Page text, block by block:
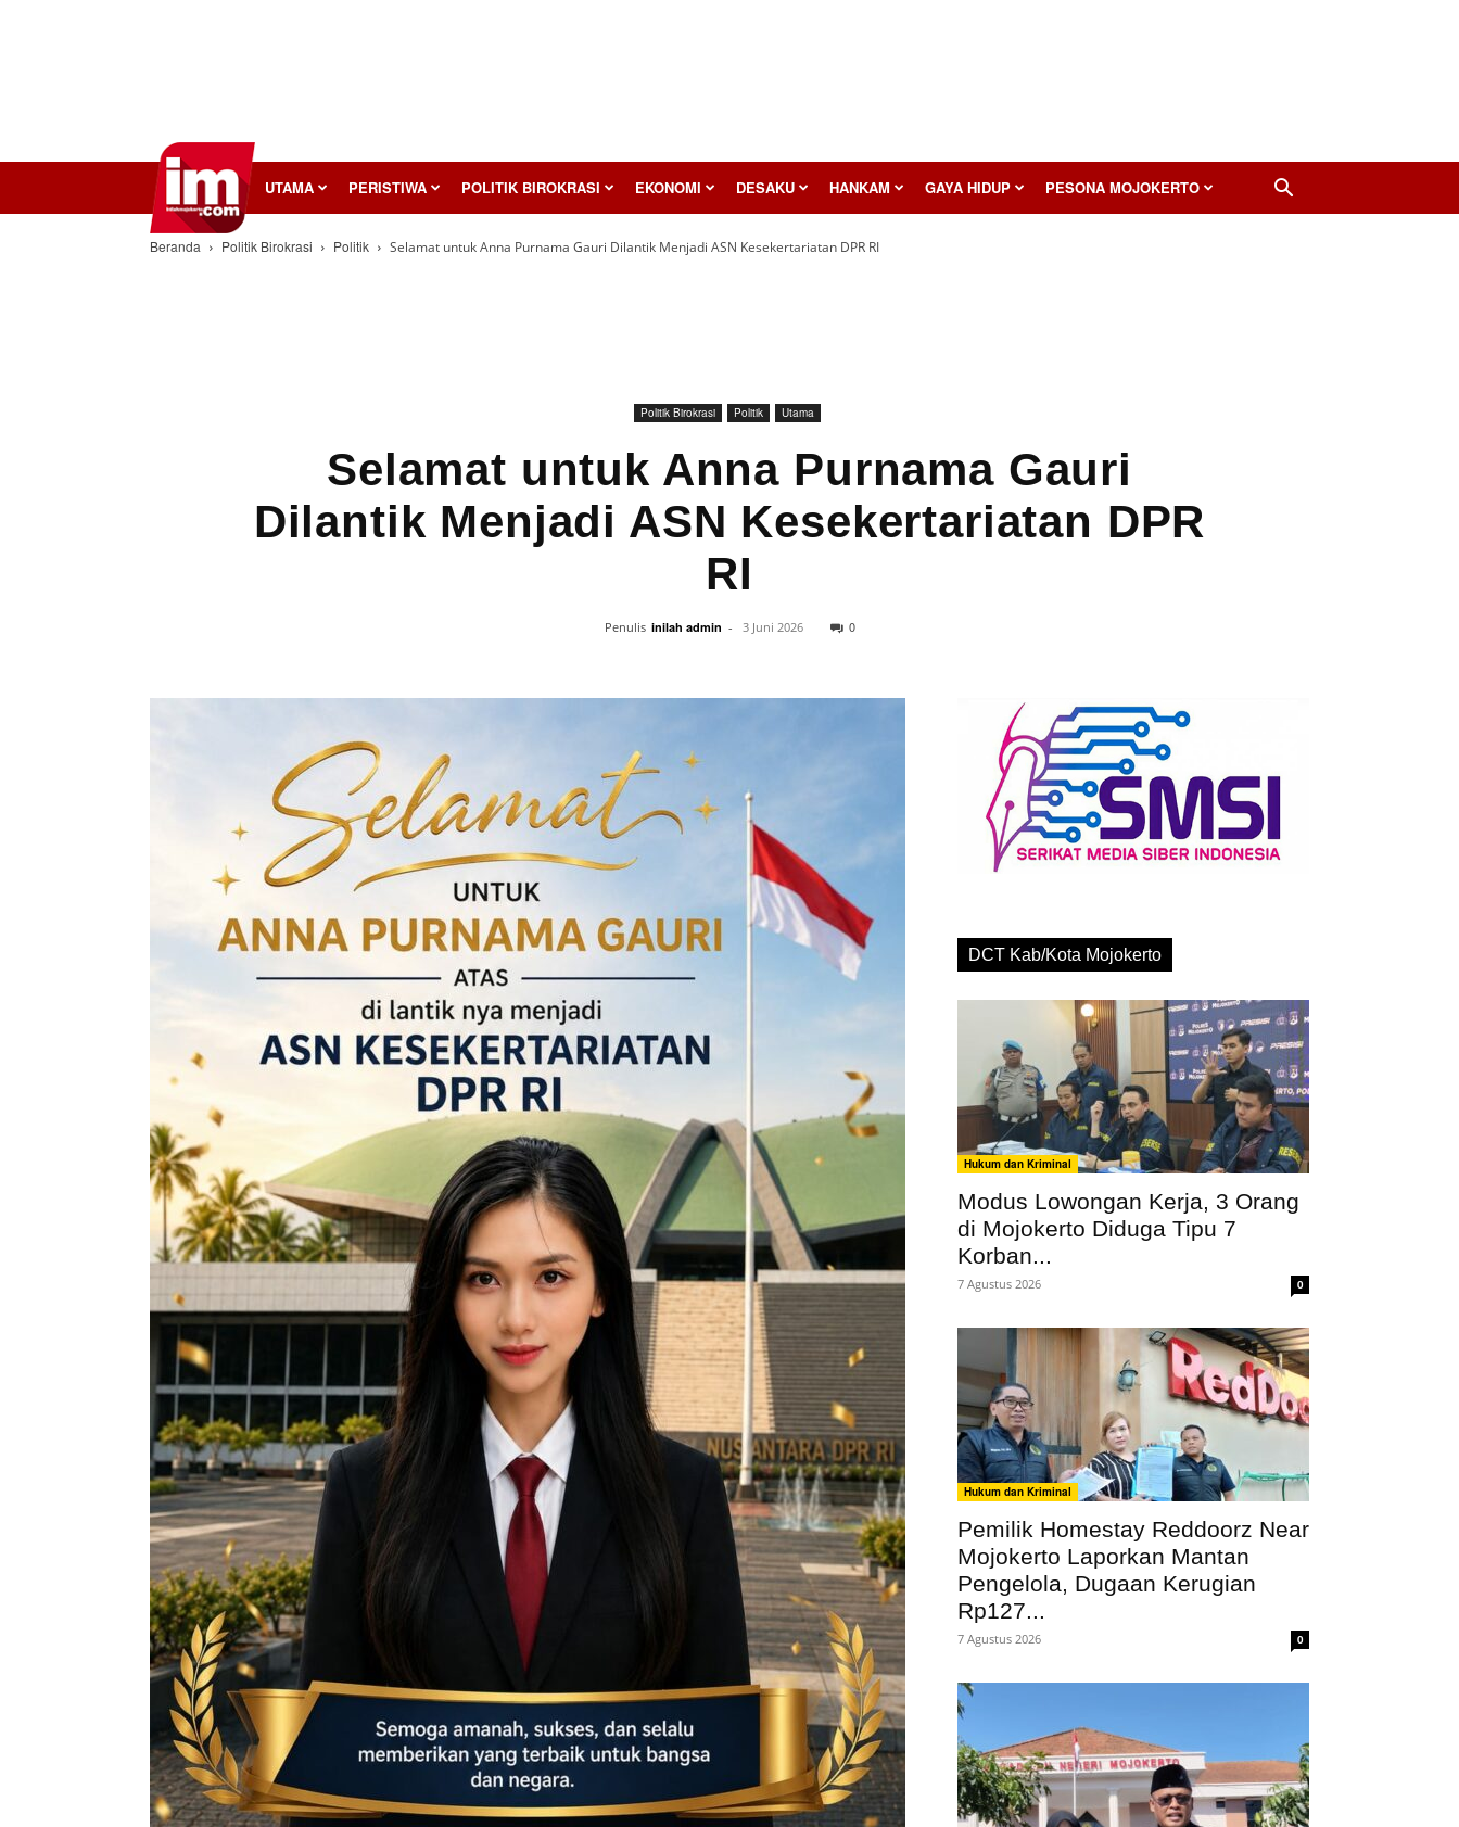
InilahMojokerto UTAMA PERISTIWA POLITIK BIROKRASI EKONOMI DESAKU HANKAM GAYA HIDUP PESONA MOJOKERTO
Beranda Politik Birokrasi Politik Selamat untuk Anna Purnama Gauri Dilantik Menjadi ASN Kesekertariatan DPR RI
Politik Birokrasi Politik Utama
Selamat untuk Anna Purnama Gauri
Dilantik Menjadi ASN Kesekertariatan DPR
RI
Penulis inilah admin - 3 Juni 2026 0
DCT Kab/Kota Mojokerto
Hukum dan Kriminal
Modus Lowongan Kerja, 3 Orang
di Mojokerto Diduga Tipu 7
Korban...
7 Agustus 2026 0
Hukum dan Kriminal
Pemilik Homestay Reddoorz Near
Mojokerto Laporkan Mantan
Pengelola, Dugaan Kerugian
Rp127...
7 Agustus 2026 0